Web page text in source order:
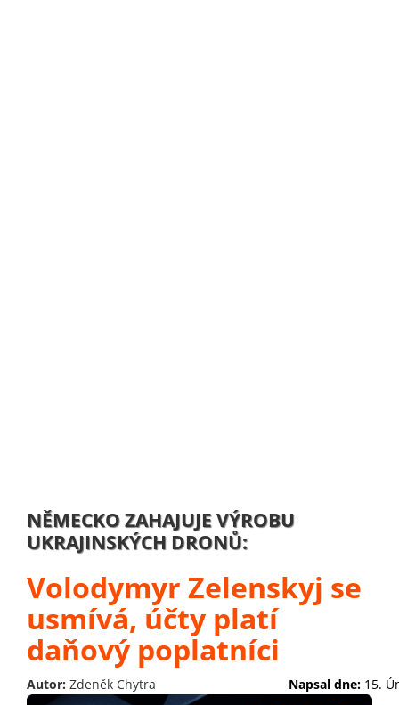
NĚMECKO ZAHAJUJE VÝROBU
UKRAJINSKÝCH DRONŮ:
Volodymyr Zelenskyj se
usmívá, účty platí
daňový poplatníci
Autor: Zdeněk Chytra Napsal dne: 15.